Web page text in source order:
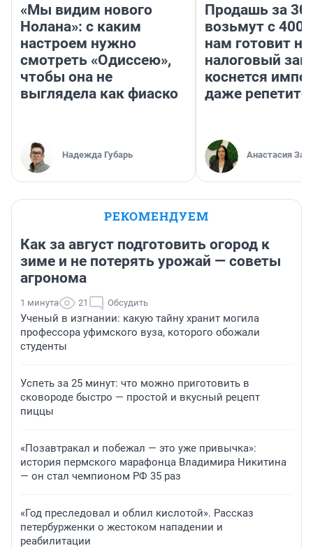
«Мы видим нового
Нолана»: с каким
настроем нужно
смотреть «Одиссею»,
чтобы она не
выглядела как фиаско
Надежда Губарь
Продашь за
возьмут с
нам готовит
налоговый
коснется
даже
Анастасия
РЕКОМЕНДУЕМ
Как за август подготовить огород к
зиме и не потерять урожай — советы
агронома
1 минута 21 Обсудить
Ученый в изгнании: какую тайну хранит могила
профессора уфимского вуза, которого обожали
студенты
Успеть за 25 минут: что можно приготовить в
сковороде быстро — простой и вкусный рецепт
пиццы
«Позавтракал и побежал — это уже привычка»:
история пермского марафонца Владимира Никитина
— он стал чемпионом РФ 35 раз
«Год преследовал и облил кислотой». Рассказ
петербурженки о жестоком нападении и
реабилитации